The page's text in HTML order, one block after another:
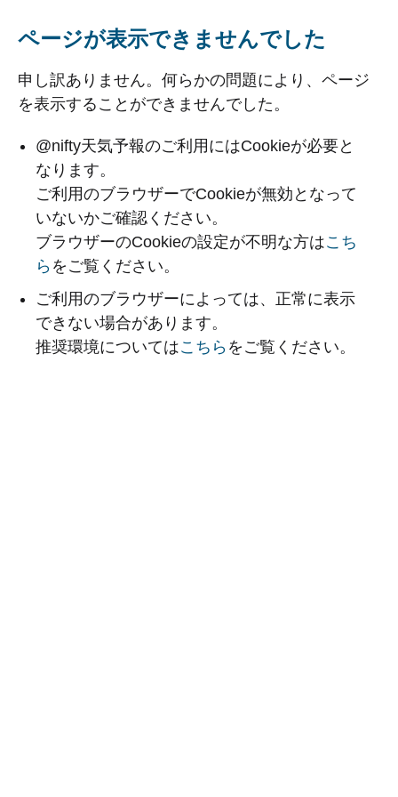
ページが表示できませんでした
申し訳ありません。何らかの問題により、ページ
を表示することができませんでした。
@nifty天気予報のご利用にはCookieが必要と
なります。
ご利用のブラウザーでCookieが無効となって
いないかご確認ください。
ブラウザーのCookieの設定が不明な方はこち
ら をご覧ください。
ご利用のブラウザーによっては、正常に表示
できない場合があります。
推奨環境についてはこちら をご覧ください。